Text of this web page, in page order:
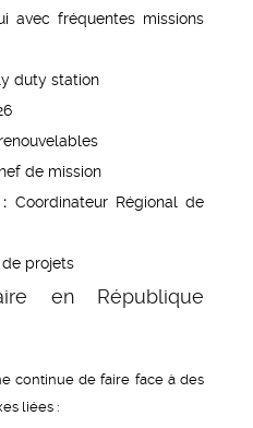
avec fréquentes missions
duty station
de mission
Coordinateur Régional de
projets
en République
continue de faire face à des
liées :